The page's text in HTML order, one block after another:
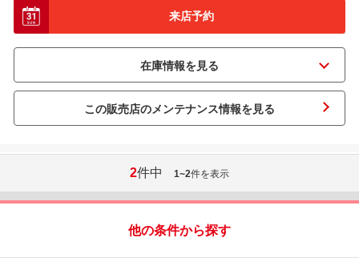
来店予約
この販売店のメンテナンス情報を見る
2件中 1~2件を表示
他の条件から探す